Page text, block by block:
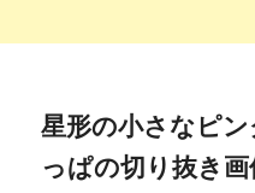
星形の小さなピ
っぱの切り抜き